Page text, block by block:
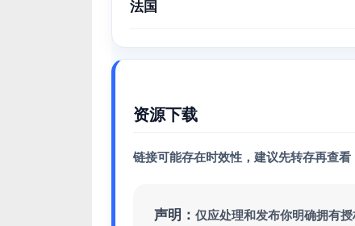
法国
资源下载
链接可能存在时效性，建议先转存再查
声明： 仅应处理和发布你明确拥有